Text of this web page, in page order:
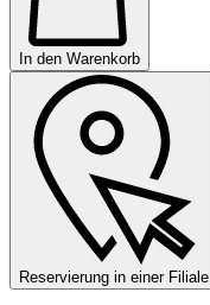
In den Warenkorb
Reservierung in einer Filiale